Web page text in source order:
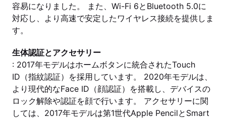
容易になりました。 また、Wi-Fi 6とBluetooth 5.0に
対応し、より高速で安定したワイヤレス接続を提供しま
す。
生体認証とアクセサリー
: 2017年モデルはホームボタンに統合されたTouch
ID（指紋認証）を採用しています。 2020年モデルは、
より現代的なFace ID（顔認証）を搭載し、デバイスの
ロック解除や認証を顔で行います。 アクセサリーに関
しては、2017年モデルは第1世代Apple PencilとSmart